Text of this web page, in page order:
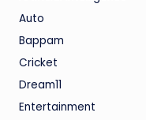
Auto
Bappam
Cricket
Dream11
Entertainment